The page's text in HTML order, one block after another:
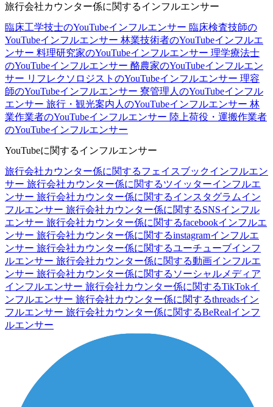
旅行会社カウンター係に関するインフルエンサー
臨床工学技士のYouTubeインフルエンサー 臨床検査技師の
YouTubeインフルエンサー 林業技術者のYouTubeインフルエ
ンサー 料理研究家のYouTubeインフルエンサー 理学療法士
のYouTubeインフルエンサー 酪農家のYouTubeインフルエン
サー リフレクソロジストのYouTubeインフルエンサー 理容
師のYouTubeインフルエンサー 寮管理人のYouTubeインフル
エンサー 旅行・観光案内人のYouTubeインフルエンサー 林
業作業者のYouTubeインフルエンサー 陸上荷役・運搬作業者
のYouTubeインフルエンサー
YouTubeに関するインフルエンサー
旅行会社カウンター係に関するフェイスブックインフルエン
サー 旅行会社カウンター係に関するツイッターインフルエ
ンサー 旅行会社カウンター係に関するインスタグラムイン
フルエンサー 旅行会社カウンター係に関するSNSインフル
エンサー 旅行会社カウンター係に関するfacebookインフルエ
ンサー 旅行会社カウンター係に関するinstagramインフルエ
ンサー 旅行会社カウンター係に関するユーチューブインフ
ルエンサー 旅行会社カウンター係に関する動画インフルエ
ンサー 旅行会社カウンター係に関するソーシャルメディア
インフルエンサー 旅行会社カウンター係に関するTikTokイ
ンフルエンサー 旅行会社カウンター係に関するthreadsイン
フルエンサー 旅行会社カウンター係に関するBeRealインフ
ルエンサー